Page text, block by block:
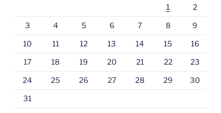
1 2
3 4 5 6 7 8 9
10 11 12 13 14 15 16
17 18 19 20 21 22 23
24 25 26 27 28 29 30
31